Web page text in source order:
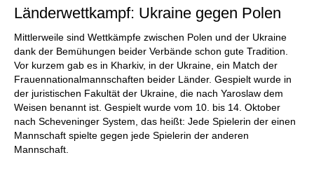
Länderwettkampf: Ukraine gegen Polen
Mittlerweile sind Wettkämpfe zwischen Polen und der Ukraine
dank der Bemühungen beider Verbände schon gute Tradition.
Vor kurzem gab es in Kharkiv, in der Ukraine, ein Match der
Frauennationalmannschaften beider Länder. Gespielt wurde in
der juristischen Fakultät der Ukraine, die nach Yaroslaw dem
Weisen benannt ist. Gespielt wurde vom 10. bis 14. Oktober
nach Scheveninger System, das heißt: Jede Spielerin der einen
Mannschaft spielte gegen jede Spielerin der anderen
Mannschaft.